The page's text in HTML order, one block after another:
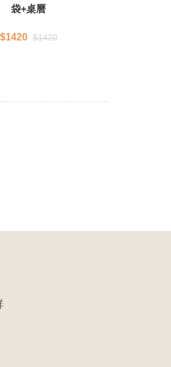
袋+桌曆
$1420 $1420